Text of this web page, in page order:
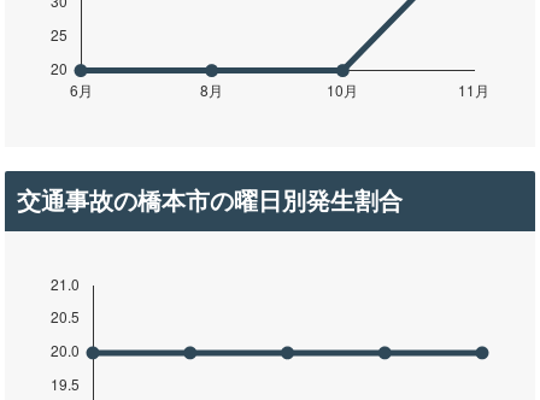
交通事故の橋本市の曜日別発生割合